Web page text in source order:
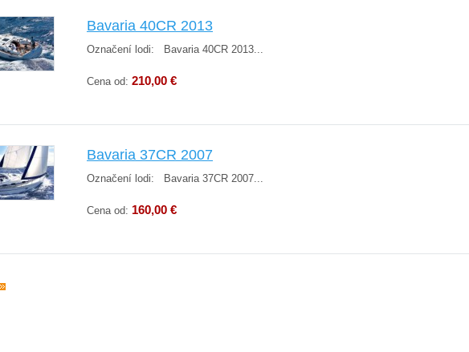
Bavaria 40CR 2013
Označení lodi: Bavaria 40CR 2013...
Cena od: 210,00 €
Bavaria 37CR 2007
Označení lodi: Bavaria 37CR 2007...
Cena od: 160,00 €